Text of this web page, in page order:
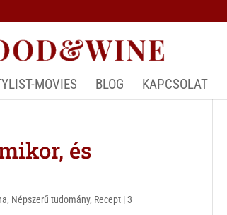
MOVIES BLOG KAPCSOLAT
és
, Népszerű tudomány, Recept |3